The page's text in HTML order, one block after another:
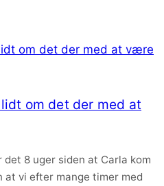
på en måde…
om det der med at
det 8 uger siden at Carla kom
at vi efter mange timer med